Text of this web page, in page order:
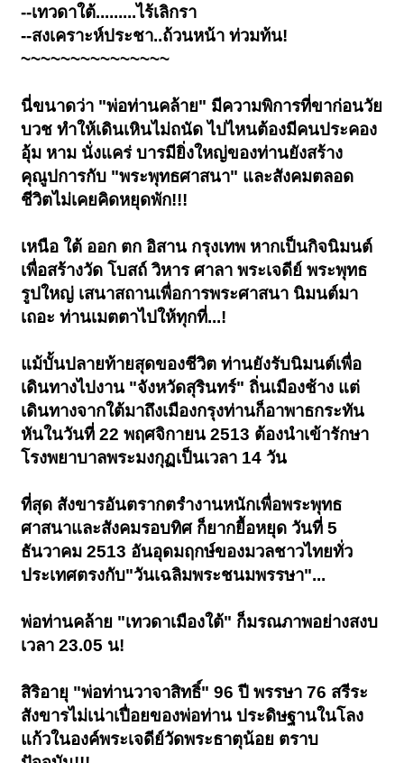
--เทวดาใต้.........ไร้เลิกรา
--สงเคราะห์ประชา..ถ้วนหน้า ท่วมท้น!
~~~~~~~~~~~~~~~
นี่ขนาดว่า "พ่อท่านคล้าย" มีความพิการที่ขาก่อนวัย
บวช ทำให้เดินเหินไม่ถนัด ไปไหนต้องมีคนประคอง
อุ้ม หาม นั่งแคร่ บารมียิ่งใหญ่ของท่านยังสร้าง
คุณูปการกับ "พระพุทธศาสนา" และสังคมตลอด
ชีวิตไม่เคยคิดหยุดพัก!!!
เหนือ ใต้ ออก ตก อิสาน กรุงเทพ หากเป็นกิจนิมนต์
เพื่อสร้างวัด โบสถ์ วิหาร ศาลา พระเจดีย์ พระพุทธ
รูปใหญ่ เสนาสถานเพื่อการพระศาสนา นิมนต์มา
เถอะ ท่านเมตตาไปให้ทุกที่...!
แม้บั้นปลายท้ายสุดของชีวิต ท่านยังรับนิมนต์เพื่อ
เดินทางไปงาน "จังหวัดสุรินทร์" ถิ่นเมืองช้าง แต่
เดินทางจากใต้มาถึงเมืองกรุงท่านก็อาพาธกระทัน
หันในวันที่ 22 พฤศจิกายน 2513 ต้องนำเข้ารักษา
โรงพยาบาลพระมงกุฏเป็นเวลา 14 วัน
ที่สุด สังขารอันตรากตรำงานหนักเพื่อพระพุทธ
ศาสนาและสังคมรอบทิศ ก็ยากยื้อหยุด วันที่ 5
ธันวาคม 2513 อันอุดมฤกษ์ของมวลชาวไทยทั่ว
ประเทศตรงกับ"วันเฉลิมพระชนมพรรษา"...
พ่อท่านคล้าย "เทวดาเมืองใต้" ก็มรณภาพอย่างสงบ
เวลา 23.05 น!
สิริอายุ "พ่อท่านวาจาสิทธิ์" 96 ปี พรรษา 76 สรีระ
สังขารไม่เน่าเปื่อยของพ่อท่าน ประดิษฐานในโลง
แก้วในองค์พระเจดีย์วัดพระธาตุน้อย ตราบ